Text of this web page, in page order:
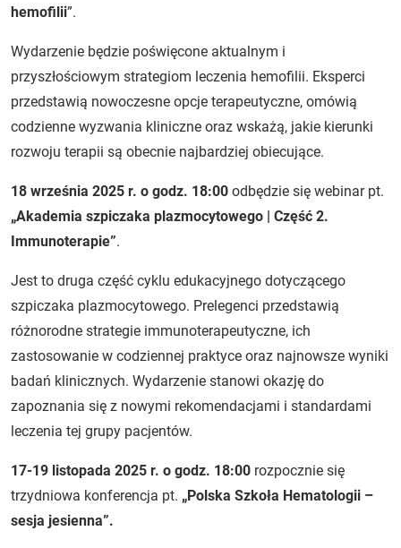
hemofilii”.
Wydarzenie będzie poświęcone aktualnym i
przyszłościowym strategiom leczenia hemofilii. Eksperci
przedstawią nowoczesne opcje terapeutyczne, omówią
codzienne wyzwania kliniczne oraz wskażą, jakie kierunki
rozwoju terapii są obecnie najbardziej obiecujące.
18 września 2025 r. o godz. 18:00 odbędzie się webinar pt.
„Akademia szpiczaka plazmocytowego | Część 2.
Immunoterapie”.
Jest to druga część cyklu edukacyjnego dotyczącego
szpiczaka plazmocytowego. Prelegenci przedstawią
różnorodne strategie immunoterapeutyczne, ich
zastosowanie w codziennej praktyce oraz najnowsze wyniki
badań klinicznych. Wydarzenie stanowi okazję do
zapoznania się z nowymi rekomendacjami i standardami
leczenia tej grupy pacjentów.
17-19 listopada 2025 r. o godz. 18:00 rozpocznie się
trzydniowa konferencja pt. „Polska Szkoła Hematologii –
sesja jesienna”.